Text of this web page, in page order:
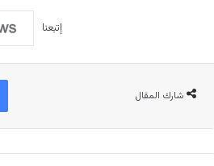
إتبعنا
شارك المقال